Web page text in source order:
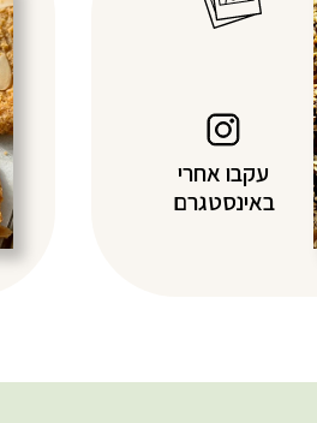
עקבו אחרי
באינסטגרם